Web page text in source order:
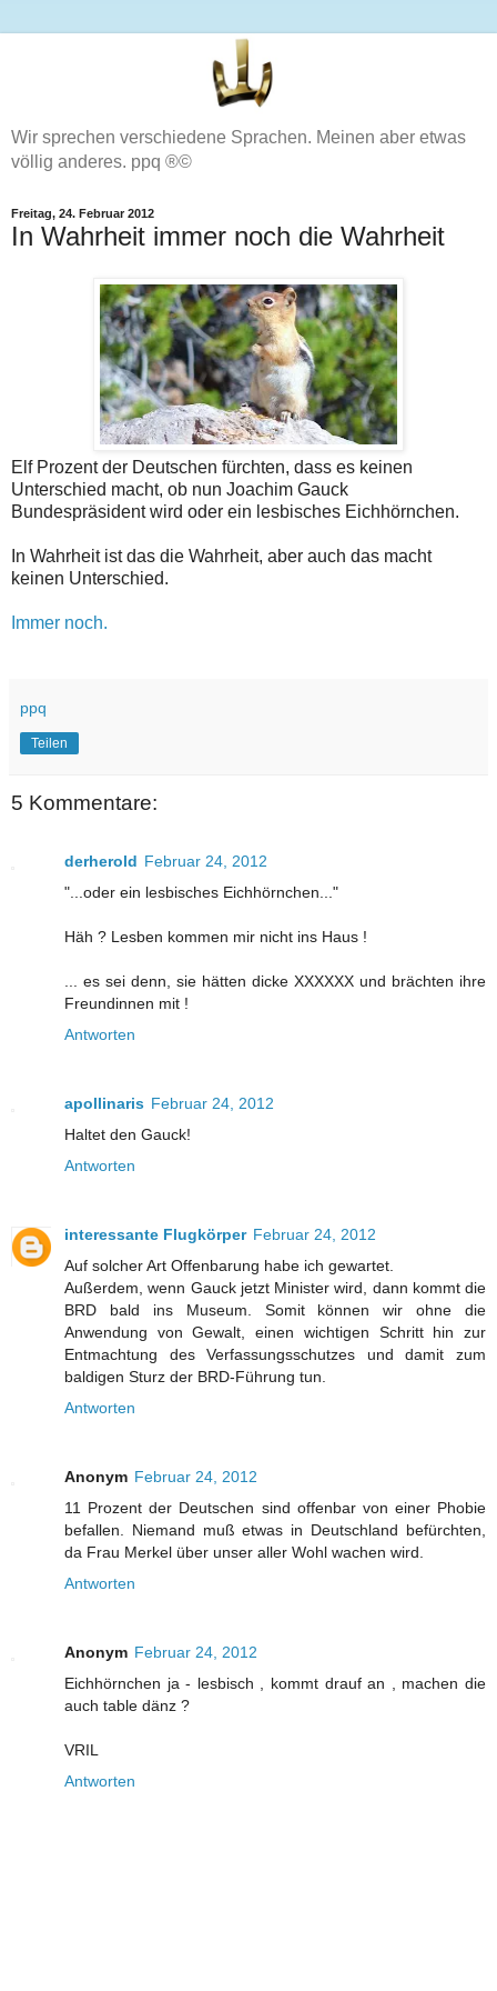
Wir sprechen verschiedene Sprachen. Meinen aber etwas
völlig anderes. ppq ®©
Freitag, 24. Februar 2012
In Wahrheit immer noch die Wahrheit
Elf Prozent der Deutschen fürchten, dass es keinen
Unterschied macht, ob nun Joachim Gauck
Bundespräsident wird oder ein lesbisches Eichhörnchen.
In Wahrheit ist das die Wahrheit, aber auch das macht
keinen Unterschied.
Immer noch.
ppq
Teilen
5 Kommentare:
derherold Februar 24, 2012
"...oder ein lesbisches Eichhörnchen..."
Häh ? Lesben kommen mir nicht ins Haus !
... es sei denn, sie hätten dicke XXXXXX und brächten ihre
Freundinnen mit !
Antworten
apollinaris Februar 24, 2012
Haltet den Gauck!
Antworten
interessante Flugkörper Februar 24, 2012
Auf solcher Art Offenbarung habe ich gewartet.
Außerdem, wenn Gauck jetzt Minister wird, dann kommt die
BRD bald ins Museum. Somit können wir ohne die
Anwendung von Gewalt, einen wichtigen Schritt hin zur
Entmachtung des Verfassungsschutzes und damit zum
baldigen Sturz der BRD-Führung tun.
Antworten
Anonym Februar 24, 2012
11 Prozent der Deutschen sind offenbar von einer Phobie
befallen. Niemand muß etwas in Deutschland befürchten,
da Frau Merkel über unser aller Wohl wachen wird.
Antworten
Anonym Februar 24, 2012
Eichhörnchen ja - lesbisch , kommt drauf an , machen die
auch table dänz ?
VRIL
Antworten